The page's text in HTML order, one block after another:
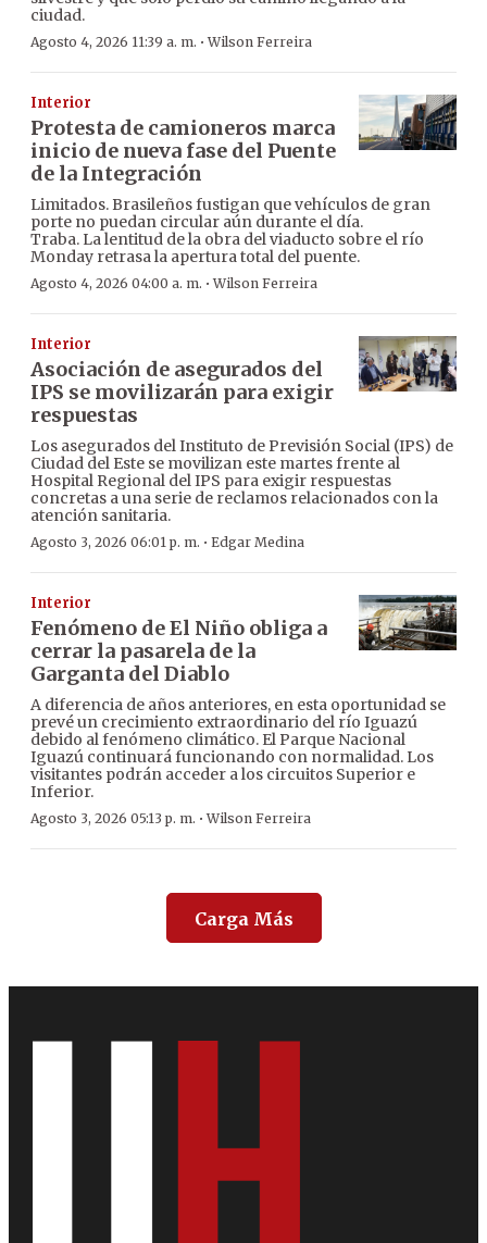
ciudad.
Agosto 4, 2026 11:39 a. m. ·Wilson Ferreira
Interior
Protesta de camioneros marca
inicio de nueva fase del Puente
de la Integración
Limitados. Brasileños fustigan que vehículos de gran
porte no puedan circular aún durante el día.
Traba. La lentitud de la obra del viaducto sobre el río
Monday retrasa la apertura total del puente.
Agosto 4, 2026 04:00 a. m. ·Wilson Ferreira
Interior
Asociación de asegurados del
IPS se movilizarán para exigir
respuestas
Los asegurados del Instituto de Previsión Social (IPS) de
Ciudad del Este se movilizan este martes frente al
Hospital Regional del IPS para exigir respuestas
concretas a una serie de reclamos relacionados con la
atención sanitaria.
Agosto 3, 2026 06:01 p. m. · Edgar Medina
Interior
Fenómeno de El Niño obliga a
cerrar la pasarela de la
Garganta del Diablo
A diferencia de años anteriores, en esta oportunidad se
prevé un crecimiento extraordinario del río Iguazú
debido al fenómeno climático. El Parque Nacional
Iguazú continuará funcionando con normalidad. Los
visitantes podrán acceder a los circuitos Superior e
Inferior.
Agosto 3, 2026 05:13 p. m. ·Wilson Ferreira
Carga Más